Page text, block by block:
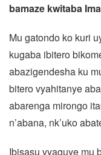
bamaze kwitaba
Mu gatondo ko kuri
kugaba ibitero
abazigendesha ku
bitero vyahitanye
abarenga mirongo
n’abana, nk’uko
Ibisasu vyaguye mu